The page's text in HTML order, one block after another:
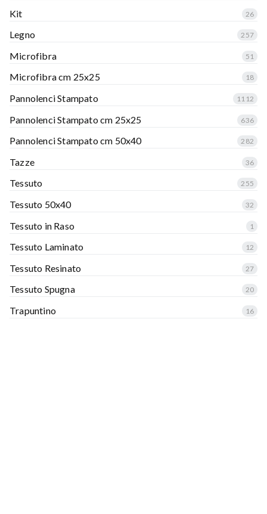
Kit 26
Legno 257
Microfibra 51
Microfibra cm 25x25 18
Pannolenci Stampato 1112
Pannolenci Stampato cm 25x25 636
Pannolenci Stampato cm 50x40 282
Tazze 36
Tessuto 255
Tessuto 50x40 32
Tessuto in Raso 1
Tessuto Laminato 12
Tessuto Resinato 27
Tessuto Spugna 20
Trapuntino 16